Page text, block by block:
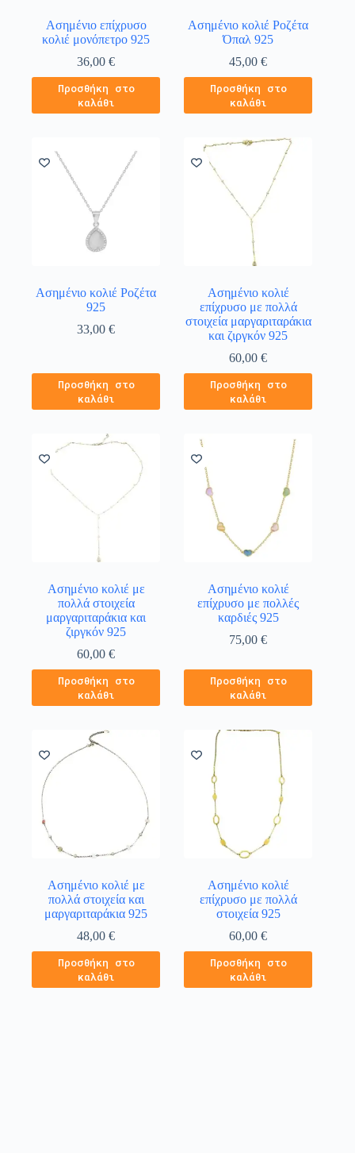
Ασημένιο επίχρυσο
κολιέ μονόπετρο 925
36,00€
Προσθήκη στο
καλάθι
Ασημένιο κολιέ Ροζέτα
Όπαλ 925
45,00€
Προσθήκη στο
καλάθι
Ασημένιο κολιέ Ροζέτα
925
33,00€
Προσθήκη στο
καλάθι
Ασημένιο κολιέ
επίχρυσο με πολλά
στοιχεία μαργαριταράκια
και ζιργκόν 925
60,00€
Προσθήκη στο
καλάθι
Ασημένιο κολιέ με
πολλά στοιχεία
μαργαριταράκια και
ζιργκόν 925
60,00€
Προσθήκη στο
καλάθι
Ασημένιο κολιέ
επίχρυσο με πολλές
καρδιές 925
75,00€
Προσθήκη στο
καλάθι
Ασημένιο κολιέ με
πολλά στοιχεία και
μαργαριταράκια 925
48,00€
Προσθήκη στο
καλάθι
Ασημένιο κολιέ
επίχρυσο με πολλά
στοιχεία 925
60,00€
Προσθήκη στο
καλάθι